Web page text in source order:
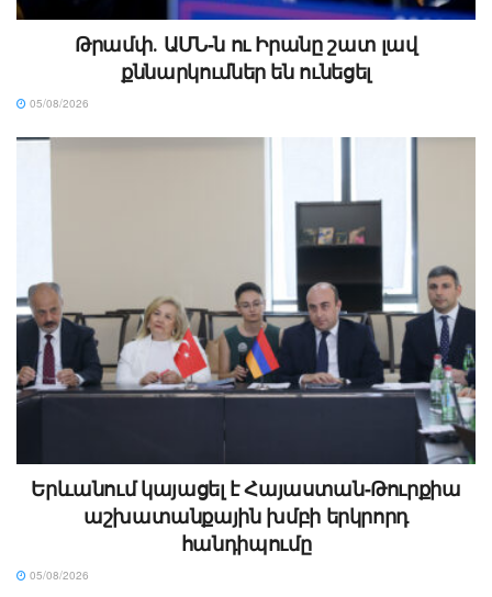
Թրամփ․ ԱՄՆ-ն ու Իրանը շատ լավ
քննարկումներ են ունեցել
05/08/2026
Երևանում կայացել է Հայաստան-Թուրքիա
աշխատանքային խմբի երկրորդ
հանդիպումը
05/08/2026